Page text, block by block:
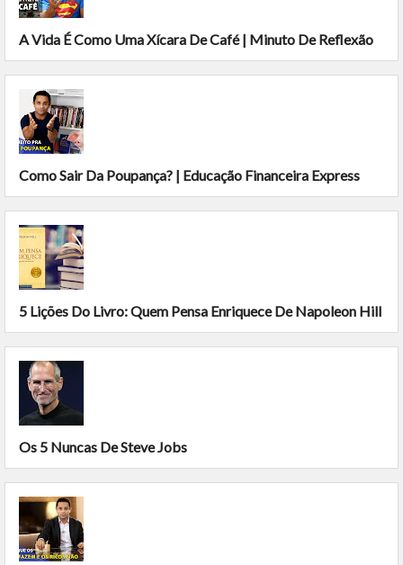
A Vida É Como Uma Xícara De Café | Minuto De Reflexão
Como Sair Da Poupança? | Educação Financeira Express
5 Lições Do Livro: Quem Pensa Enriquece De Napoleon Hill
Os 5 Nuncas De Steve Jobs